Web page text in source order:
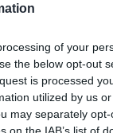
of your
the below opt-out
is processed
utilized by us
may separately
the IAB’s list of